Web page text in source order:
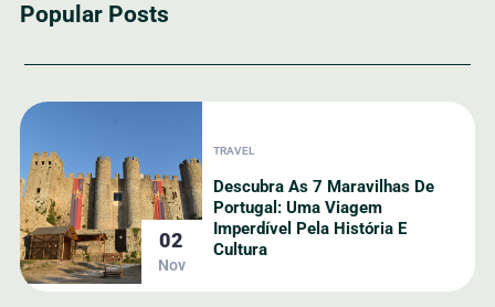
Popular Posts
02
Nov
TRAVEL
Descubra As 7 Maravilhas De
Portugal: Uma Viagem
Imperdível Pela História E
Cultura